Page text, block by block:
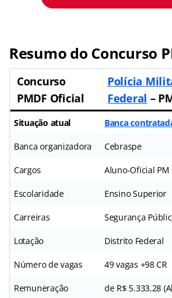
Resumo do Concurso
Concurso
PMDF Oficial
Polícia
Federal –
Situação atual Banca
Banca organizadora Cebraspe
Cargos Aluno-Oficial PM
Escolaridade Ensino Superior
Carreiras Segurança
Lotação Distrito Federal
Número de vagas 49 vagas +98 CR
Remuneração de R$ 5.333,28